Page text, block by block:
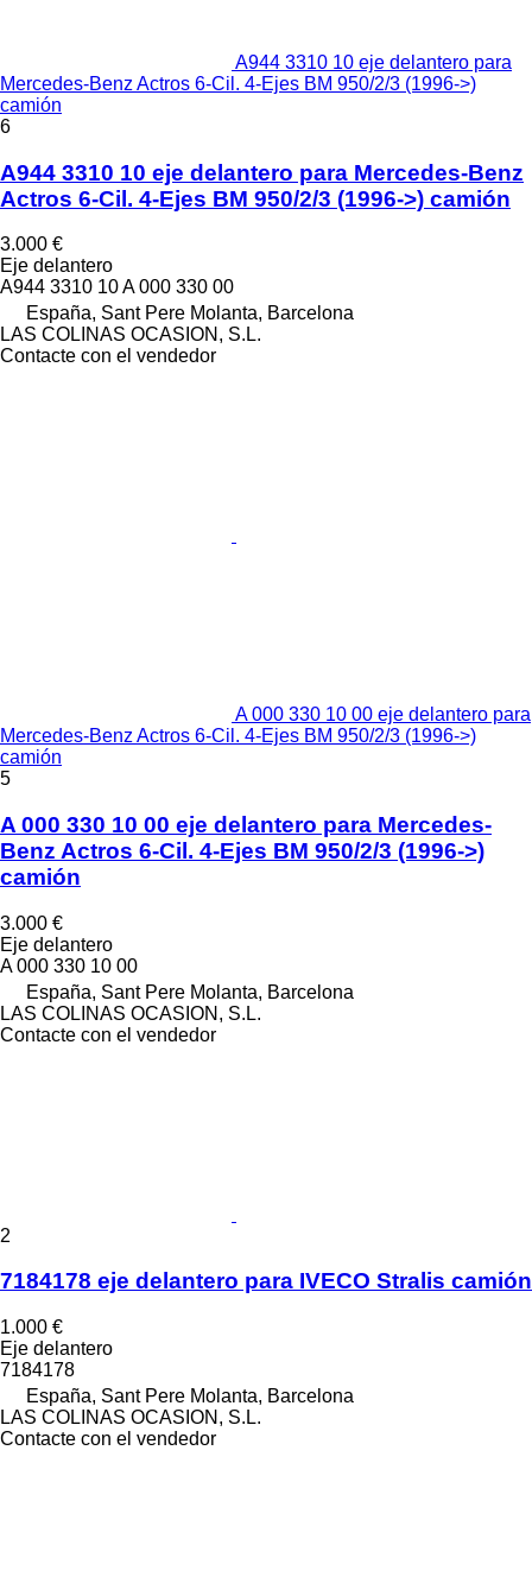
A944 3310 10 eje delantero para
Mercedes-Benz Actros 6-Cil. 4-Ejes BM 950/2/3 (1996->)
camión
6
A944 3310 10 eje delantero para Mercedes-Benz
Actros 6-Cil. 4-Ejes BM 950/2/3 (1996->) camión
3.000 €
Eje delantero
A944 3310 10 A 000 330 00
España, Sant Pere Molanta, Barcelona
LAS COLINAS OCASION, S.L.
Contacte con el vendedor
A 000 330 10 00 eje delantero para
Mercedes-Benz Actros 6-Cil. 4-Ejes BM 950/2/3 (1996->)
camión
5
A 000 330 10 00 eje delantero para Mercedes-
Benz Actros 6-Cil. 4-Ejes BM 950/2/3 (1996->)
camión
3.000 €
Eje delantero
A 000 330 10 00
España, Sant Pere Molanta, Barcelona
LAS COLINAS OCASION, S.L.
Contacte con el vendedor
2
7184178 eje delantero para IVECO Stralis camión
1.000 €
Eje delantero
7184178
España, Sant Pere Molanta, Barcelona
LAS COLINAS OCASION, S.L.
Contacte con el vendedor